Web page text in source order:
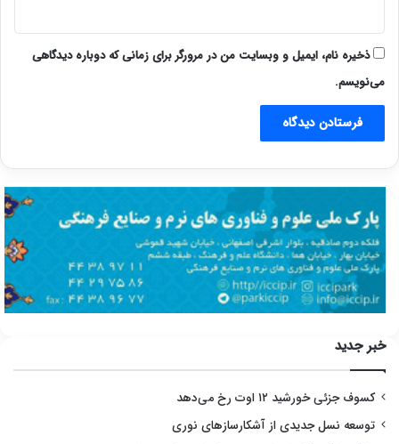
ذخیره نام، ایمیل و وبسایت من در مرورگر برای زمانی که دوباره دیدگاهی
می‌نویسم.
خبر جدید
کسوف جزئی خورشید ۱۲ اوت رخ می‌دهد
توسعه نسل جدیدی از آشکارسازهای نوری